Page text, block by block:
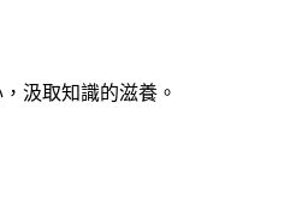
汲取知識的滋養。